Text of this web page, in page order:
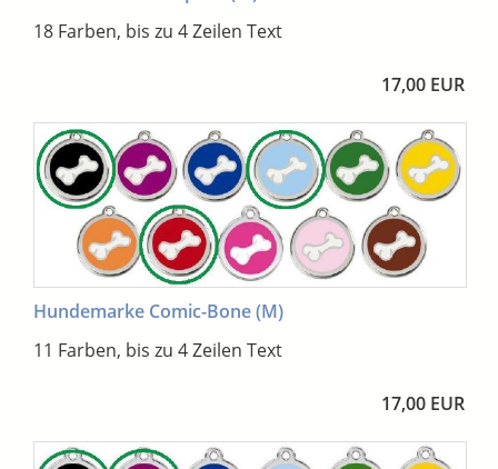
18 Farben, bis zu 4 Zeilen Text
17,00 EUR
Hundemarke Comic-Bone (M)
11 Farben, bis zu 4 Zeilen Text
17,00 EUR